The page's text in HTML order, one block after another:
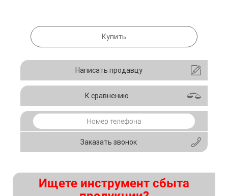
Купить
Ищете инструмент сбыта
Написать продавцу
К сравнению
Заказать звонок